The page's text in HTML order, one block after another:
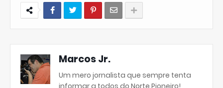
Marcos Jr.
Um mero jornalista que sempre tenta